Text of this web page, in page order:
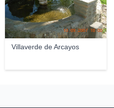
Villaverde de Arcayos